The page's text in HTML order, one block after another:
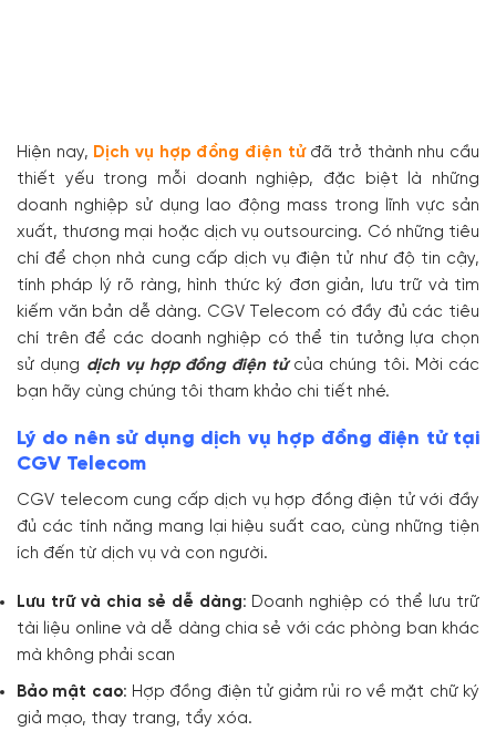
Hiện nay, Dịch vụ hợp đồng điện tử đã trở thành nhu cầu
thiết yếu trong mỗi doanh nghiệp, đặc biệt là những
doanh nghiệp sử dụng lao động mass trong lĩnh vực sản
xuất, thương mại hoặc dịch vụ outsourcing. Có những tiêu
chí để chọn nhà cung cấp dịch vụ điện tử như độ tin cậy,
tính pháp lý rõ ràng, hình thức ký đơn giản, lưu trữ và tìm
kiếm văn bản dễ dàng. CGV Telecom có đầy đủ các tiêu
chí trên để các doanh nghiệp có thể tin tưởng lựa chọn
sử dụng dịch vụ hợp đồng điện tửcủa chúng tôi. Mời các
bạn hãy cùng chúng tôi tham khảo chi tiết nhé.
Lý do nên sử dụng dịch vụ hợp đồng điện tử tại
CGV Telecom
CGV telecom cung cấp dịch vụ hợp đồng điện tử với đầy
đủ các tính năng mang lại hiệu suất cao, cùng những tiện
ích đến từ dịch vụ và con người.
Lưu trữ và chia sẻ dễ dàng: Doanh nghiệp có thể lưu trữ
tài liệu online và dễ dàng chia sẻ với các phòng ban khác
mà không phải scan
Bảo mật cao: Hợp đồng điện tử giảm rủi ro về mặt chữ ký
giả mạo, thay trang, tẩy xóa.